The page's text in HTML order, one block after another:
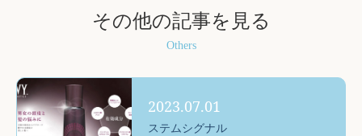
その他の記事を見る
Others
2023.07.01
ステムシグナル